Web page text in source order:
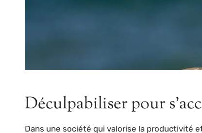
Déculpabiliser pour
Dans une société qui valorise la productivité